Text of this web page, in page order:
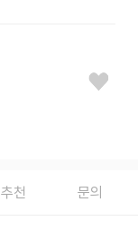
추천 문의